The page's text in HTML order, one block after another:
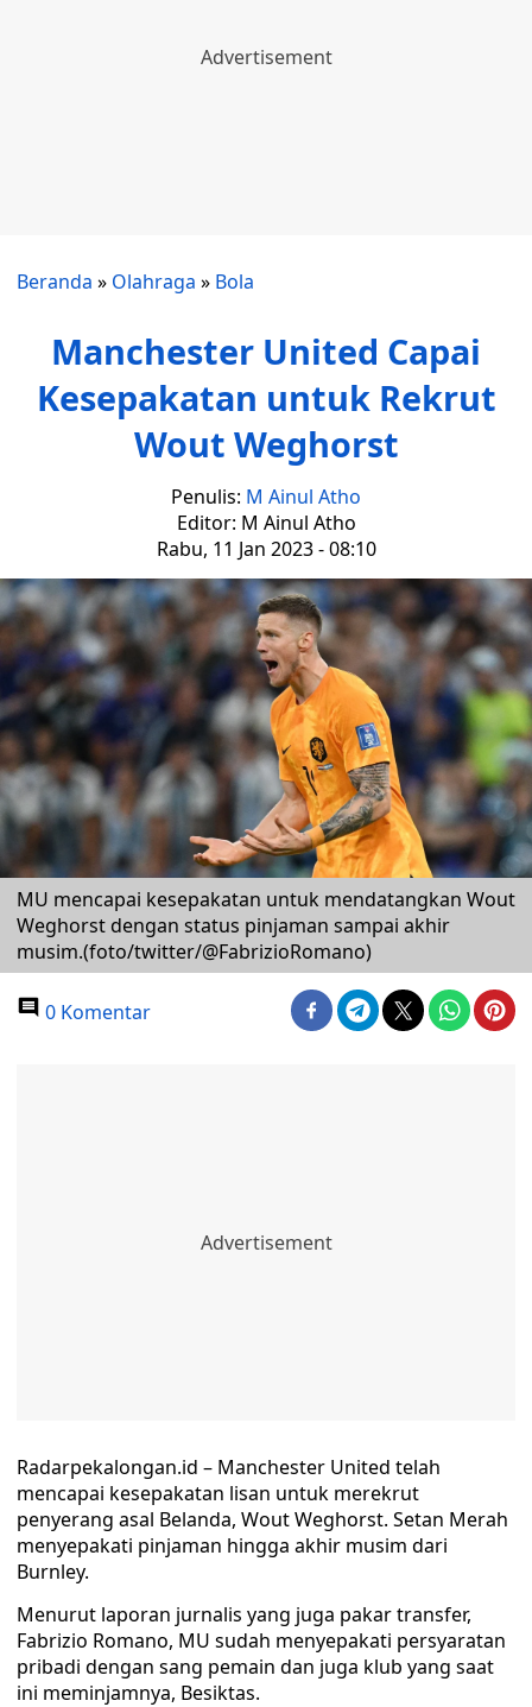
Beranda » Olahraga » Bola
Manchester United Capai
Kesepakatan untuk Rekrut
Wout Weghorst
Penulis: M Ainul Atho
Editor: M Ainul Atho
Rabu, 11 Jan 2023 - 08:10
MU mencapai kesepakatan untuk mendatangkan Wout
Weghorst dengan status pinjaman sampai akhir
musim.(foto/twitter/@FabrizioRomano)
0 Komentar
Radarpekalongan.id – Manchester United telah
mencapai kesepakatan lisan untuk merekrut
penyerang asal Belanda, Wout Weghorst. Setan Merah
menyepakati pinjaman hingga akhir musim dari
Burnley.
Menurut laporan jurnalis yang juga pakar transfer,
Fabrizio Romano, MU sudah menyepakati persyaratan
pribadi dengan sang pemain dan juga klub yang saat
ini meminjamnya, Besiktas.